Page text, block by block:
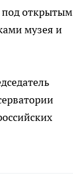
под открытым
музея и